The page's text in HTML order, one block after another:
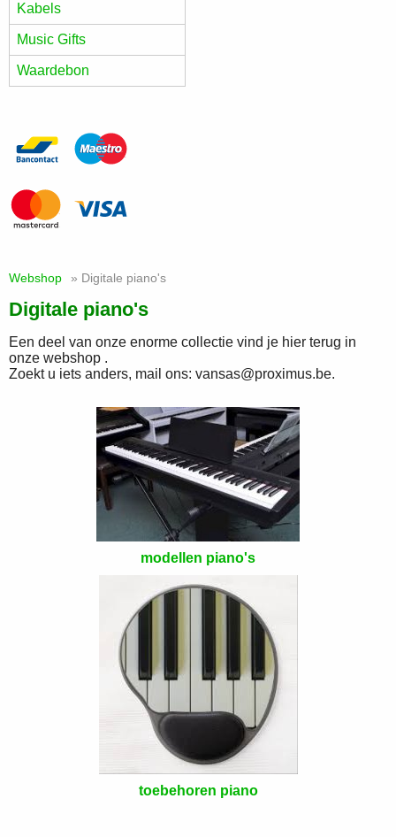
Kabels
Music Gifts
Waardebon
Webshop » Digitale piano's
Digitale piano's
Een deel van onze enorme collectie vind je hier terug in
onze webshop .
Zoekt u iets anders, mail ons: vansas@proximus.be.
modellen piano's
toebehoren piano